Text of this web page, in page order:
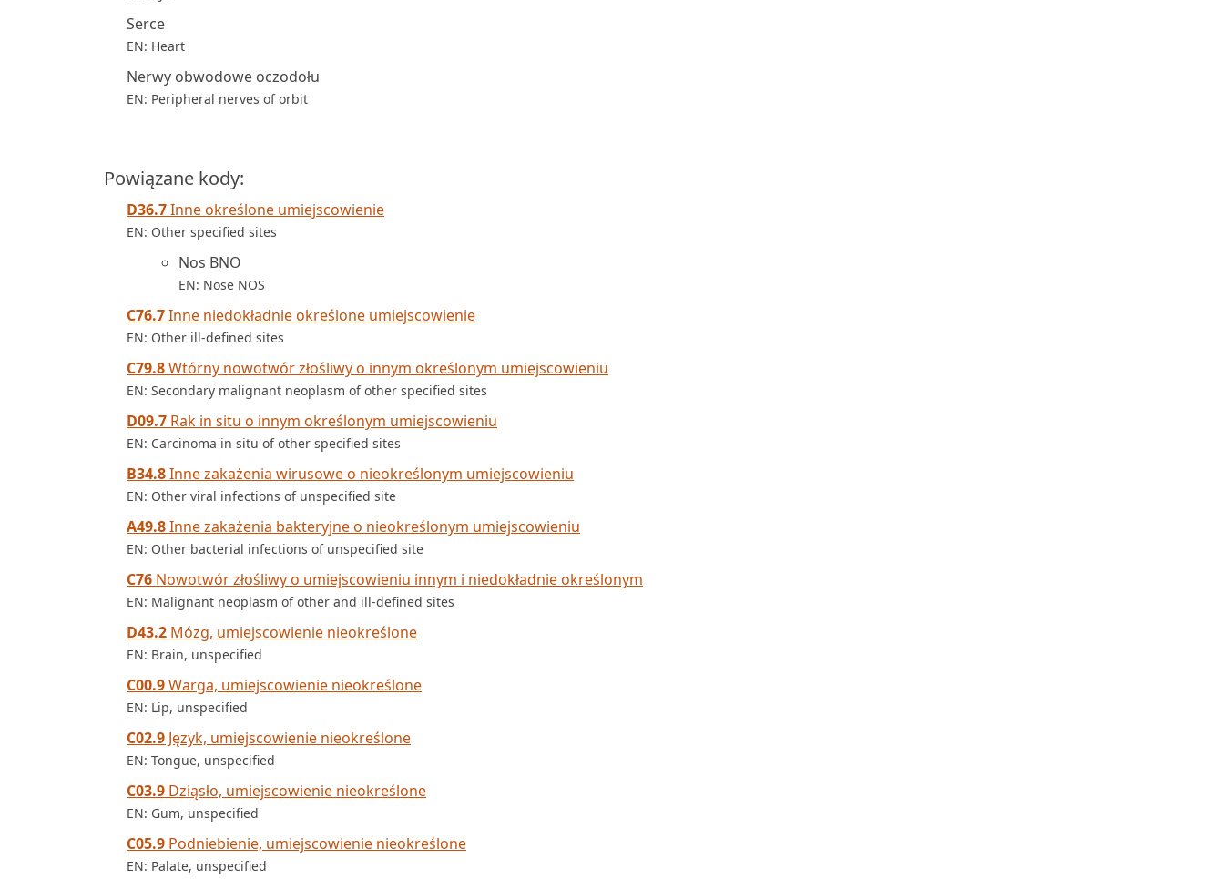
Serce
EN: Heart
Nerwy obwodowe oczodołu
EN: Peripheral nerves of orbit
Powiązane kody:
D36.7Inne określone umiejscowienie
EN: Other specified sites
Nos BNO
EN: Nose NOS
C76.7Inne niedokładnie określone umiejscowienie
EN: Other ill-defined sites
C79.8Wtórny nowotwór złośliwy o innym określonym umiejscowieniu
EN: Secondary malignant neoplasm of other specified sites
D09.7 Rak in situ o innym określonym umiejscowieniu
EN: Carcinoma in situ of other specified sites
B34.8Inne zakażenia wirusowe o nieokreślonym umiejscowieniu
EN: Other viral infections of unspecified site
A49.8Inne zakażenia bakteryjne o nieokreślonym umiejscowieniu
EN: Other bacterial infections of unspecified site
C76 Nowotwór złośliwy o umiejscowieniu innym i niedokładnie określonym
EN: Malignant neoplasm of other and ill-defined sites
D43.2 Mózg, umiejscowienie nieokreślone
EN: Brain, unspecified
C00.9Warga, umiejscowienie nieokreślone
EN: Lip, unspecified
C02.9 Język, umiejscowienie nieokreślone
EN: Tongue, unspecified
C03.9 Dziąsło, umiejscowienie nieokreślone
EN: Gum, unspecified
C05.9 Podniebienie, umiejscowienie nieokreślone
EN: Palate, unspecified